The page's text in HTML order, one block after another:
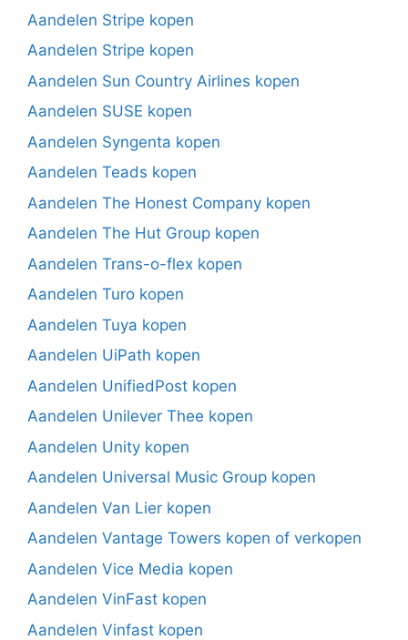
Aandelen Stripe kopen
Aandelen Stripe kopen
Aandelen Sun Country Airlines kopen
Aandelen SUSE kopen
Aandelen Syngenta kopen
Aandelen Teads kopen
Aandelen The Honest Company kopen
Aandelen The Hut Group kopen
Aandelen Trans-o-flex kopen
Aandelen Turo kopen
Aandelen Tuya kopen
Aandelen UiPath kopen
Aandelen UnifiedPost kopen
Aandelen Unilever Thee kopen
Aandelen Unity kopen
Aandelen Universal Music Group kopen
Aandelen Van Lier kopen
Aandelen Vantage Towers kopen of verkopen
Aandelen Vice Media kopen
Aandelen VinFast kopen
Aandelen Vinfast kopen